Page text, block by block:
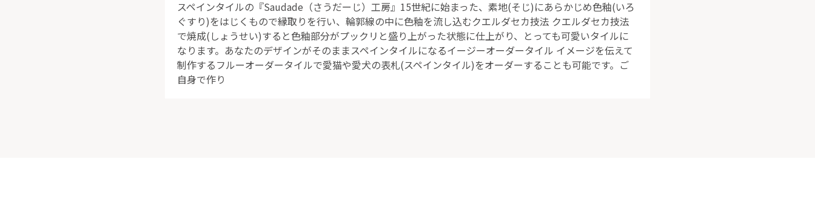
スペインタイルの『Saudade（さうだーじ）工房』15世紀に始まった、素地(そじ)にあらかじめ色釉(いろ
ぐすり)をはじくもので縁取りを行い、輪郭線の中に色釉を流し込むクエルダセカ技法 クエルダセカ技法
で焼成(しょうせい)すると色釉部分がプックリと盛り上がった状態に仕上がり、とっても可愛いタイルに
なります。あなたのデザインがそのままスペインタイルになるイージーオーダータイル イメージを伝えて
制作するフルーオーダータイルで愛猫や愛犬の表札(スペインタイル)をオーダーすることも可能です。ご
自身で作り